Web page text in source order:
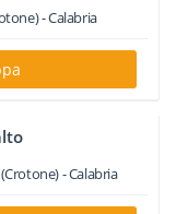
-Calabria
(Crotone) -Calabria